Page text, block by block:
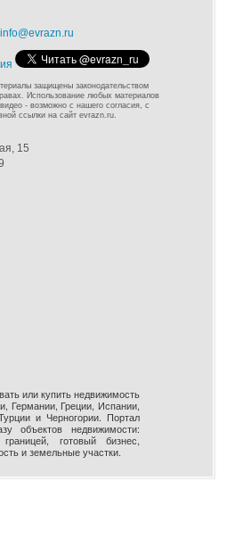
info@evrazn.ru
защищены законодательством
Использование любых материалов
- возможно с нашего согласия, с
ссылки на сайт evrazn.ru.
15
или купить недвижимость
Германии, Греции, Испании,
и Черногории. Портал
объектов недвижимости:
готовый бизнес,
и земельные участки.